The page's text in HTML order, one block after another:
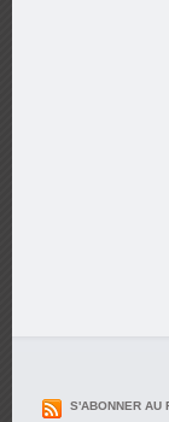
S'ABONNER AU